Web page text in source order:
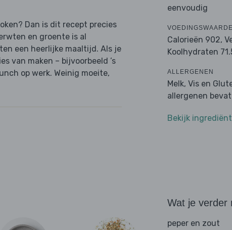
Dan is dit recept precies
en groente is al
een heerlijke maaltijd. Als je
van maken – bijvoorbeeld ’s
op werk. Weinig moeite,
eenvoudig
Calorieën 902,
Koolhydraten
ALLERGENEN
Melk, Vis en
allergenen
Bekijk
Wat je verder
peper en zout